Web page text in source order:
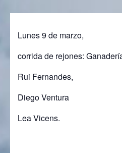
Lunes 9 de marzo,
corrida de rejones:
Rui Fernandes,
Diego Ventura
Lea Vicens.